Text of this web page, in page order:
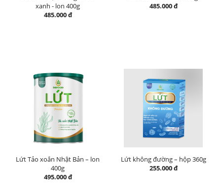
xanh - lon 400g
485.000 đ
485.000 đ
Lứt Tảo xoắn Nhật Bản – lon
400g
495.000 đ
Lứt không đường – hộp 360g
255.000 đ